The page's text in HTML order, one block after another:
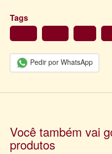
Tags
Pedir por WhatsApp
Você também vai
produtos